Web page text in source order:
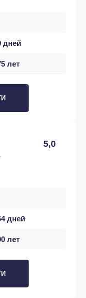
дней
лет
5,0
дней
лет